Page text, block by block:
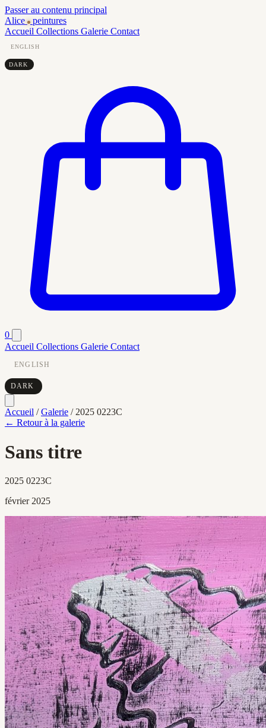
Passer au contenu principal
Alice
peintures
Accueil Collections Galerie Contact
ENGLISH
DARK
0
Accueil Collections Galerie Contact
ENGLISH
DARK
Accueil / Galerie / 2025 0223C
← Retour à la galerie
Sans titre
2025 0223C
février 2025